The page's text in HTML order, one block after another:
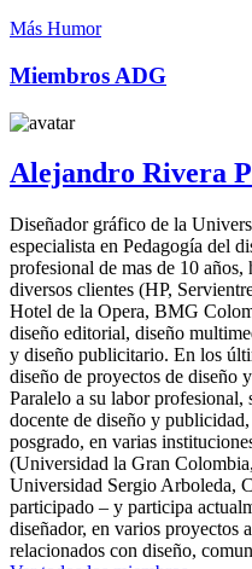
Más Humor
Miembros ADG
Alejandro Rivera
Diseñador gráfico de la
especialista en Pedagogía del
profesional de mas de 10 años,
diversos clientes (HP,
Hotel de la Opera, BMG
diseño editorial, diseño
y diseño publicitario. En los
diseño de proyectos de diseño
Paralelo a su labor profesional,
docente de diseño y
posgrado, en varias
(Universidad la Gran
Universidad Sergio Arboleda,
participado – y participa
diseñador, en varios proyectos
relacionados con diseño,